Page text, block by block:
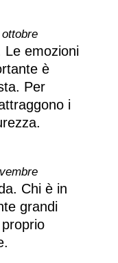
Le emozioni
è
Per
i
Chi è in
grandi